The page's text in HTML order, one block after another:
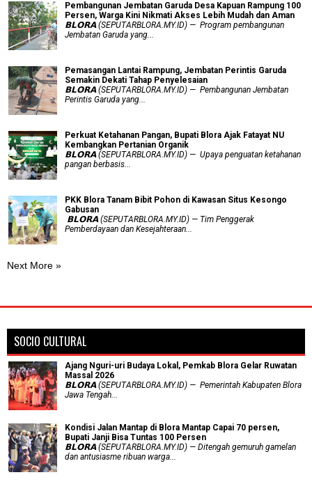
Pembangunan Jembatan Garuda Desa Kapuan Rampung 100
Persen, Warga Kini Nikmati Akses Lebih Mudah dan Aman
𝗕𝗟𝗢𝗥𝗔 (SEPUTARBLORA.MY.ID) — Program pembangunan
Jembatan Garuda yang...
Pemasangan Lantai Rampung, Jembatan Perintis Garuda
Semakin Dekati Tahap Penyelesaian
𝗕𝗟𝗢𝗥𝗔 (SEPUTARBLORA.MY.ID) — Pembangunan Jembatan
Perintis Garuda yang...
​Perkuat Ketahanan Pangan, Bupati Blora Ajak Fatayat NU
Kembangkan Pertanian Organik
𝗕𝗟𝗢𝗥𝗔 (SEPUTARBLORA.MY.ID) — Upaya penguatan ketahanan
pangan berbasis...
PKK Blora Tanam Bibit Pohon di Kawasan Situs Kesongo
Gabusan
‎ 𝗕𝗟𝗢𝗥𝗔 (SEPUTARBLORA.MY.ID) — Tim Penggerak
Pemberdayaan dan Kesejahteraan...
Next More »
SOCIO CULTURAL
Ajang Nguri-uri Budaya Lokal, Pemkab Blora Gelar Ruwatan
Massal 2026
𝗕𝗟𝗢𝗥𝗔 (SEPUTARBLORA.MY.ID) — Pemerintah Kabupaten Blora
Jawa Tengah...
Kondisi Jalan Mantap di Blora Mantap Capai 70 persen,
Bupati Janji Bisa Tuntas 100 Persen
𝗕𝗟𝗢𝗥𝗔 (SEPUTARBLORA.MY.ID) — Ditengah gemuruh gamelan
dan antusiasme ribuan warga...